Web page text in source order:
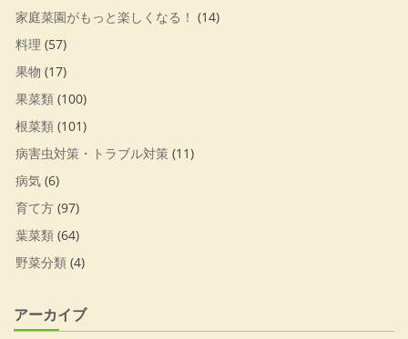
家庭菜園がもっと楽しくなる！ (14)
料理 (57)
果物 (17)
果菜類 (100)
根菜類 (101)
病害虫対策・トラブル対策 (11)
病気 (6)
育て方 (97)
葉菜類 (64)
野菜分類 (4)
アーカイブ